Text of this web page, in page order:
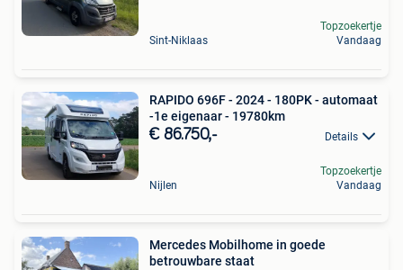
Sint-Niklaas
Topzoekertje
Vandaag
RAPIDO 696F - 2024 - 180PK - automaat
-1e eigenaar - 19780km
€ 86.750,- Details
Nijlen
Topzoekertje
Vandaag
Mercedes Mobilhome in goede
betrouwbare staat